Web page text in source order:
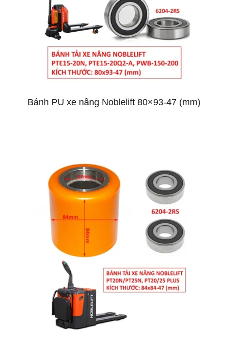
Bánh PU xe nâng Noblelift 80×93-47 (mm)